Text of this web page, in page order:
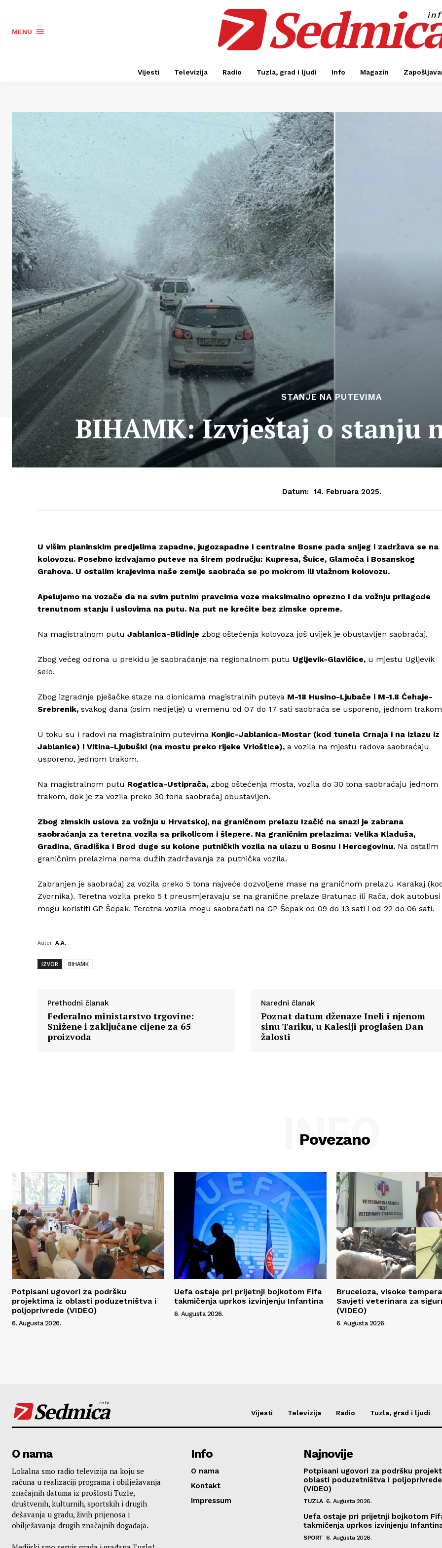
Info
Kontakt
Impressum
MENU
Vijesti Televizija Radio Tuzla, grad i ljudi Info Magazin
STANJE NA PUTEVIMA
BIHAMK: Izvještaj o stanju
Datum: 14. Februara 2025.
U višim planinskim predjelima zapadne, jugozapadne i centralne Bosne pada snijeg i zadržava se na
kolovozu. Posebno izdvajamo puteve na širem području: Kupresa, Šuice, Glamoča i Bosanskog
Grahova. U ostalim krajevima naše zemlje saobraća se po mokrom ili vlažnom kolovozu.
Apelujemo na vozače da na svim putnim pravcima voze maksimalno oprezno i da vožnju prilagode
trenutnom stanju i uslovima na putu. Na put ne krećite bez zimske opreme.
Na magistralnom putu Jablanica-Blidinje zbog oštećenja kolovoza još uvijek je obustavljen saobraćaj.
Zbog većeg odrona u prekidu je saobraćanje na regionalnom putu Ugljevik-Glavičice, u mjestu Ugljevik
selo.
Zbog izgradnje pješačke staze na dionicama magistralnih puteva M-18 Husino-Ljubače i M-1.8 Ćehaje-
Srebrenik, svakog dana (osim nedjelje) u vremenu od 07 do 17 sati saobraća se usporeno, jednom
U toku su i radovi na magistralnim putevima Konjic-Jablanica-Mostar (kod tunela Crnaja i na izlazu iz
Jablanice) i Vitina-Ljubuški (na mostu preko rijeke Vrioštice), a vozila na mjestu radova saobraćaju
usporeno, jednom trakom.
Na magistralnom putu Rogatica-Ustiprača, zbog oštećenja mosta, vozila do 30 tona saobraćaju jednom
trakom, dok je za vozila preko 30 tona saobraćaj obustavljen.
Zbog zimskih uslova za vožnju u Hrvatskoj, na graničnom prelazu Izačić na snazi je zabrana
saobraćanja za teretna vozila sa prikolicom i šlepere. Na graničnim prelazima: Velika Kladuša,
Gradina, Gradiška i Brod duge su kolone putničkih vozila na ulazu u Bosnu i Hercegovinu. Na ostalim
graničnim prelazima nema dužih zadržavanja za putnička vozila.
Zabranjen je saobraćaj za vozila preko 5 tona najveće dozvoljene mase na graničnom prelazu Karakaj
Zvornika). Teretna vozila preko 5 t preusmjeravaju se na granične prelaze Bratunac ili Rača, dok autobusi
mogu koristiti GP Šepak. Teretna vozila mogu saobraćati na GP Šepak od 09 do 13 sati i od 22 do 06 sati.
Autor: A.A.
IZVOR BIHAMK
Prethodni članak
Federalno ministarstvo trgovine:
Snižene i zaključane cijene za 65
proizvoda
Naredni članak
Poznat datum dženaze Ineli i njenom
sinu Tariku, u Kalesiji proglašen Dan
žalosti
Povezano
INFO
Potpisani ugovori za podršku
projektima iz oblasti poduzetništva i
poljoprivrede (VIDEO)
6. Augusta 2026.
Uefa ostaje pri prijetnji bojkotom Fifa
takmičenja uprkos izvinjenju Infantina
6. Augusta 2026.
Bruceloza, visoke
Savjeti veterinara za
(VIDEO)
6. Augusta 2026.
Sedmica
info
Vijesti Televizija Radio Tuzla, grad i ljudi
O nama
Lokalna smo radio televizija na koju se
računa u realizaciji programa i obilježavanja
značajnih datuma iz prošlosti Tuzle,
društvenih, kulturnih, sportskih i drugih
dešavanja u gradu, živih prijenosa i
obilježavanja drugih značajnih događaja.
Info
O nama
Kontakt
Impressum
Najnovije
Potpisani ugovori za podršku
oblasti poduzetništva i poljoprivrede
(VIDEO)
TUZLA 6. Augusta 2026.
Uefa ostaje pri prijetnji bojkotom
takmičenja uprkos izvinjenju
SPORT 6. Augusta 2026.